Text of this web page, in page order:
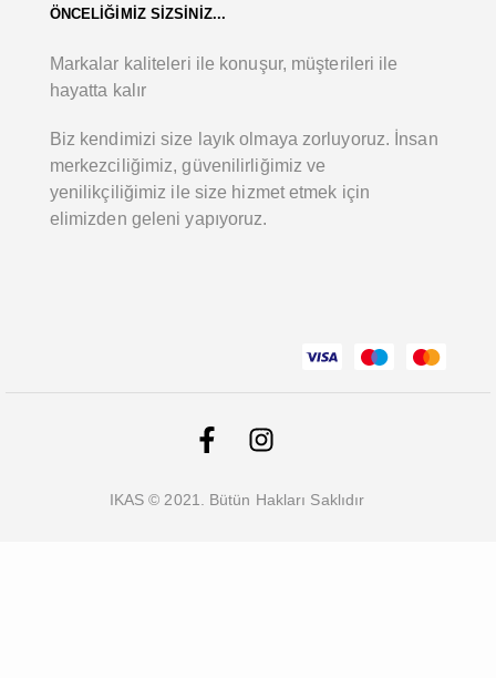
ÖNCELİĞİMİZ SİZSİNİZ...
Markalar kaliteleri ile konuşur, müşterileri ile
hayatta kalır
Biz kendimizi size layık olmaya zorluyoruz. İnsan
merkezciliğimiz, güvenilirliğimiz ve
yenilikçiliğimiz ile size hizmet etmek için
elimizden geleni yapıyoruz.
IKAS © 2021. Bütün Hakları Saklıdır